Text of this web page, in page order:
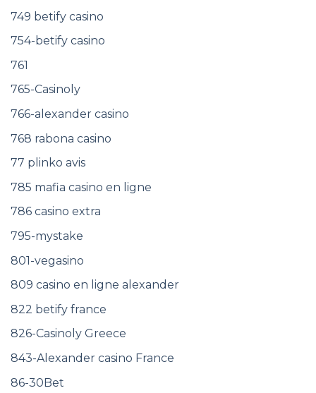
749 betify casino
754-betify casino
761
765-Casinoly
766-alexander casino
768 rabona casino
77 plinko avis
785 mafia casino en ligne
786 casino extra
795-mystake
801-vegasino
809 casino en ligne alexander
822 betify france
826-Casinoly Greece
843-Alexander casino France
86-30Bet